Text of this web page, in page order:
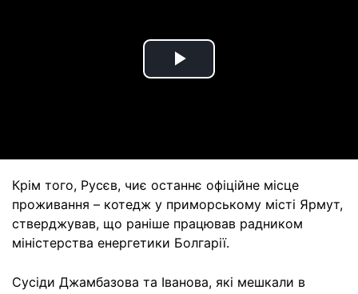
Play
Крім того, Русєв, чиє останнє офіційне місце
проживання – котедж у приморському місті Ярмут,
стверджував, що раніше працював радником
міністерства енергетики Болгарії.
Сусіди Джамбазова та Іванова, які мешкали в